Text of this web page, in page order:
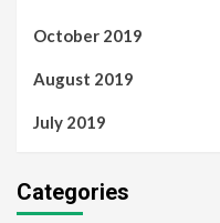
October 2019
August 2019
July 2019
Categories